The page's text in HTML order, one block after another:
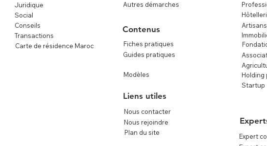
Juridique
Social
Conseils
Transactions
Carte de résidence Maroc
Autres démarches
Contenus
Fiches pratiques
Guides pratiques
Modèles
Liens utiles
Nous contacter
Nous rejoindre
Plan du site
Holding
Startup
Expert